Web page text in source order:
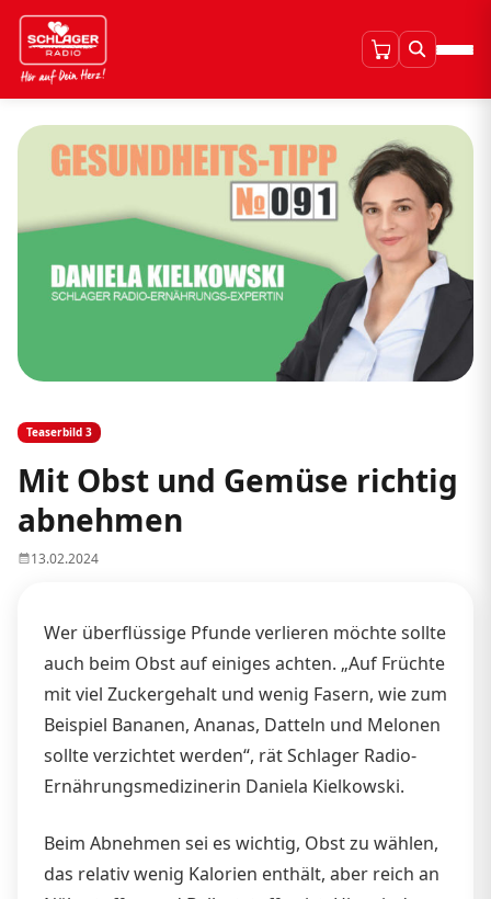
Teaserbild 3
Mit Obst und Gemüse richtig
abnehmen
13.02.2024
Wer überflüssige Pfunde verlieren möchte sollte
auch beim Obst auf einiges achten. „Auf Früchte
mit viel Zuckergehalt und wenig Fasern, wie zum
Beispiel Bananen, Ananas, Datteln und Melonen
sollte verzichtet werden“, rät Schlager Radio-
Ernährungsmedizinerin Daniela Kielkowski.
Beim Abnehmen sei es wichtig, Obst zu wählen,
das relativ wenig Kalorien enthält, aber reich an